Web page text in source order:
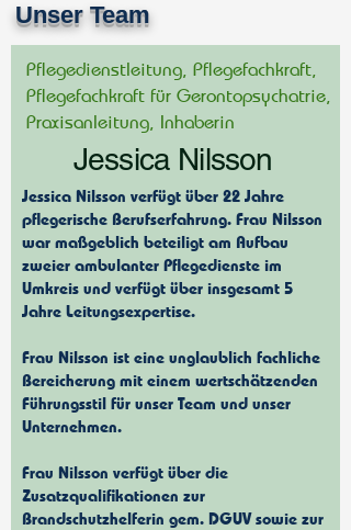
Unser Team
Pflegedienstleitung, Pflegefachkraft,
Pflegefachkraft für Gerontopsychatrie,
Praxisanleitung, Inhaberin
Jessica Nilsson
Jessica Nilsson verfügt über 22 Jahre
pflegerische Berufserfahrung. Frau Nilsson
war maßgeblich beteiligt am Aufbau
zweier ambulanter Pflegedienste im
Umkreis und verfügt über insgesamt 5
Jahre Leitungsexpertise.
Frau Nilsson ist eine unglaublich fachliche
Bereicherung mit einem wertschätzenden
Führungsstil für unser Team und unser
Unternehmen.
Frau Nilsson verfügt über die
Zusatzqualifikationen zur
Brandschutzhelferin gem. DGUV sowie zur